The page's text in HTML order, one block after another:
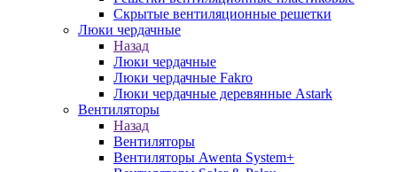
Скрытые вентиляционные решетки
Люки чердачные
Назад
Люки чердачные
Люки чердачные Fakro
Люки чердачные деревянные Astark
Вентиляторы
Назад
Вентиляторы
Вентиляторы Awenta System+